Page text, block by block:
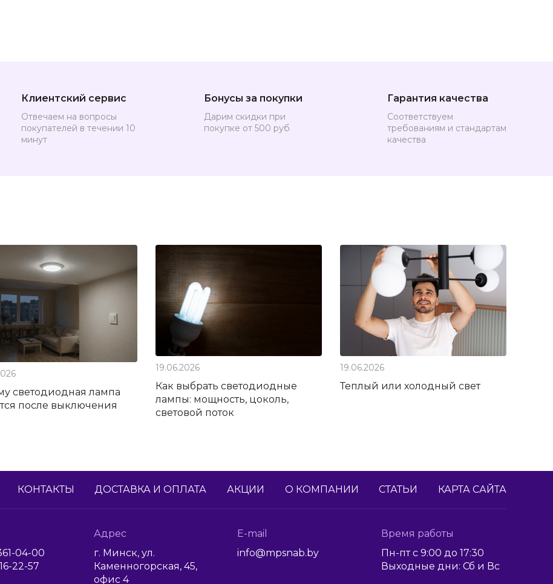
Клиентский сервис
Отвечаем на вопросы
покупателей в течении 10
минут
Бонусы за покупки
Дарим скидки при
покупке от 500 руб
Гарантия качества
Соответствуем
требованиям и стандартам
качества
светодиодная лампа
после выключения
19.06.2026
Как выбрать светодиодные
лампы: мощность, цоколь,
световой поток
19.06.2026
Теплый или холодный свет
КОНТАКТЫ ДОСТАВКА И ОПЛАТА АКЦИИ О КОМПАНИИ СТАТЬИ КАРТА САЙТА
04-00
22-57
Адрес
г. Минск, ул.
Каменногорская, 45,
офис 4
E-mail
info@mpsnab.by
Время работы
Пн-пт с 9:00 до 17:30
Выходные дни: Сб и Вс